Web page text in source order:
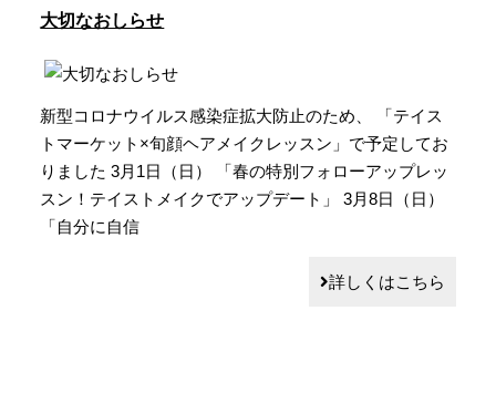
大切なおしらせ
新型コロナウイルス感染症拡大防止のため、 「テイス
トマーケット×旬顔ヘアメイクレッスン」で予定してお
りました 3月1日（日） 「春の特別フォローアップレッ
スン！テイストメイクでアップデート」 3月8日（日）
「自分に自信
詳しくはこちら